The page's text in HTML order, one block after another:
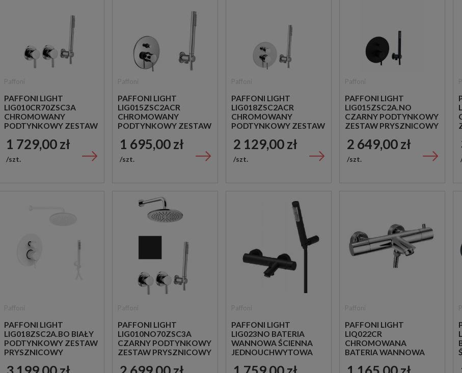
PAFFONI LIGHT
LIG010CR70ZSC3A
CHROMOWANY
PODTYNKOWY ZESTAW
1 729,00 zł
szt.
PAFFONI LIGHT
LIG015ZSC2ACR
CHROMOWANY
PODTYNKOWY ZESTAW
1 695,00 zł
szt.
PAFFONI LIGHT
LIG018ZSC2ACR
CHROMOWANY
PODTYNKOWY ZESTAW
2 129,00 zł
szt.
PAFFONI LIGHT
LIG015ZSC2A.NO
CZARNY PODTYNKOWY
ZESTAW PRYSZNICOWY
2 649,00 zł
szt.
PAFFONI LIGHT
LIG018ZSC2A.BO BIAŁY
PODTYNKOWY ZESTAW
PRYSZNICOWY
PAFFONI LIGHT
LIG010NO70ZSC3A
CZARNY PODTYNKOWY
ZESTAW PRYSZNICOWY
PAFFONI LIGHT
LIG023NO BATERIA
WANNOWA ŚCIENNA
JEDNOUCHWYTOWA
PAFFONI LIGHT
LIQ022CR
CHROMOWANA
BATERIA WANNOWA
TERMOSTATYCZNA